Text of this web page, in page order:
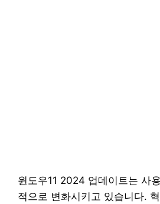
윈도우11 2024 업데이트는 사
적으로 변화시키고 있습니다.